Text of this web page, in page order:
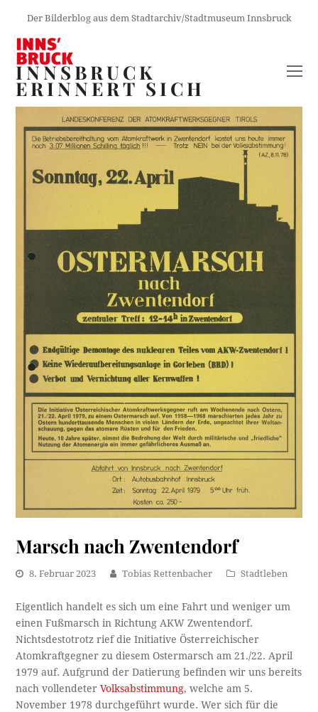
Der Bilderblog aus dem Stadtarchiv/Stadtmuseum Innsbruck
INNSBRUCK
ERINNERT SICH
Marsch nach Zwentendorf
8. Februar 2023 Tobias Rettenbacher Stadtleben
Eigentlich handelt es sich um eine Fahrt und weniger um
einen Fußmarsch in Richtung AKW Zwentendorf.
Nichtsdestotrotz rief die Initiative Österreichischer
Atomkraftgegner zu diesem Ostermarsch am 21./22. April
1979 auf. Aufgrund der Datierung befinden wir uns bereits
nach vollendeterVolksabstimmung, welche am 5.
November 1978 durchgeführt wurde. Wer sich für die